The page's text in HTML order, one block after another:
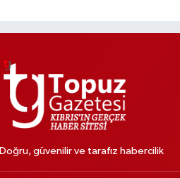
Doğru, güvenilir ve tarafız habercilik